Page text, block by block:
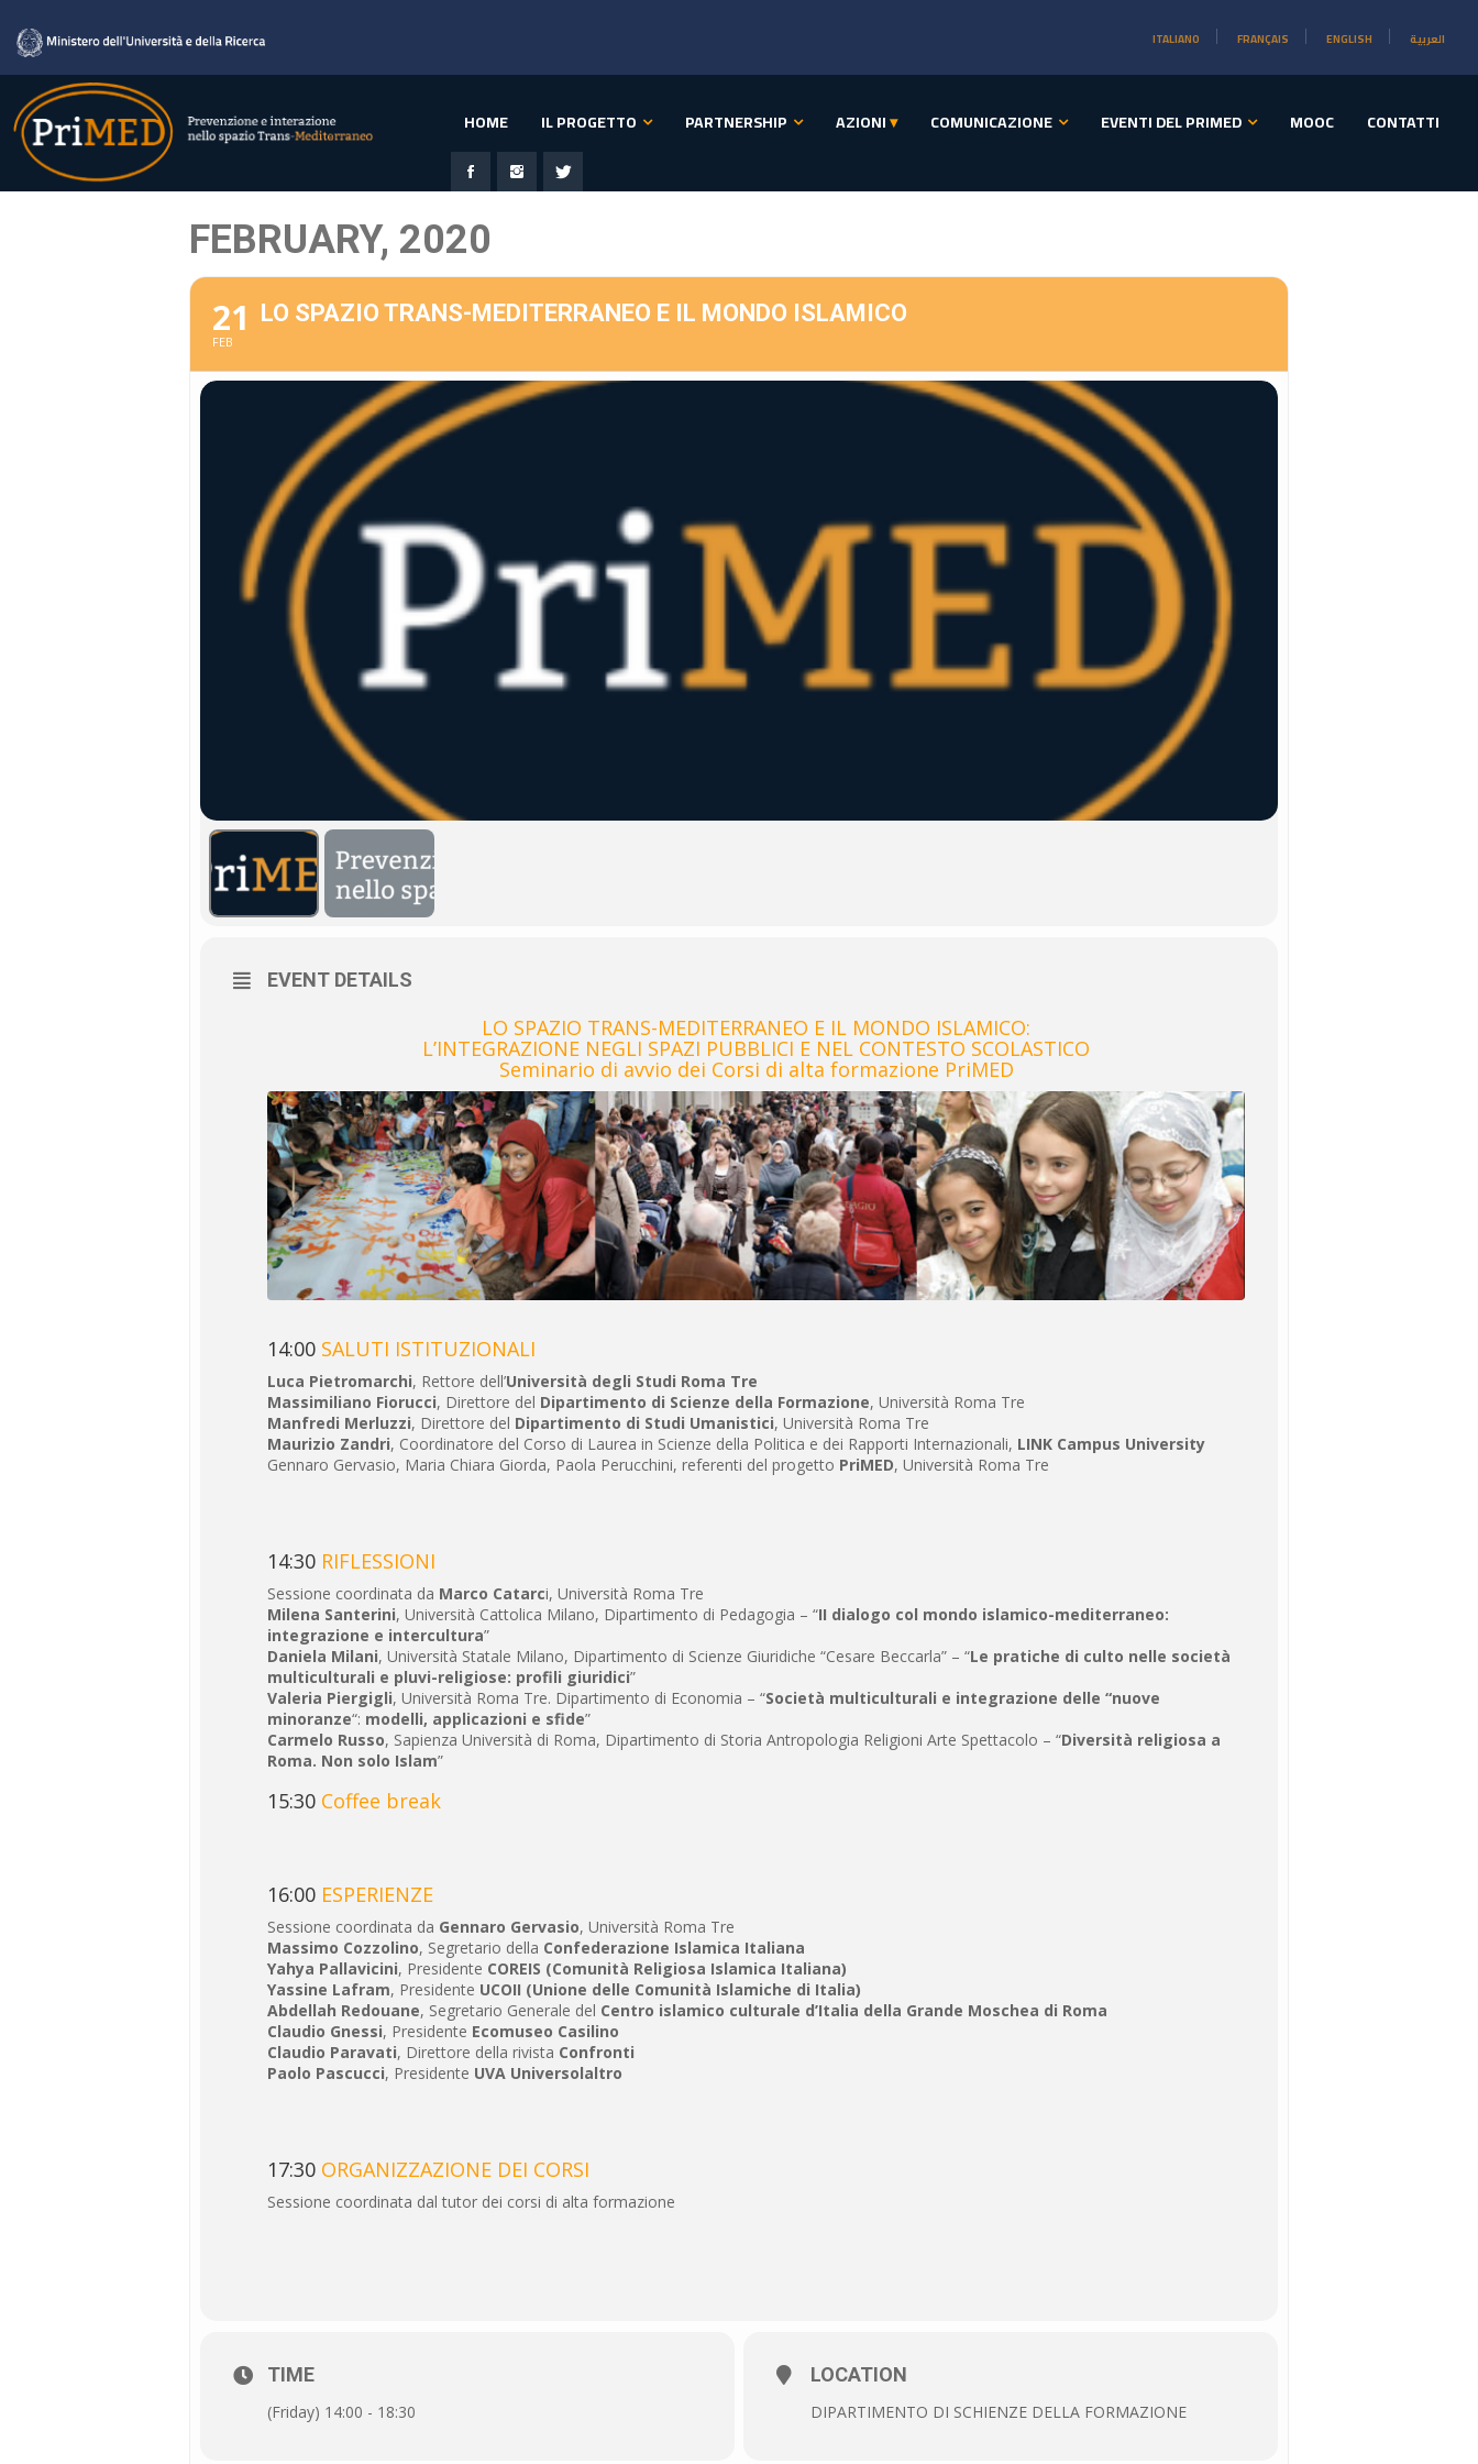
ITALIANO FRANÇAIS ENGLISH العربية
HOME IL PROGETTO PARTNERSHIP AZIONI▾ COMUNICAZIONE EVENTI DEL PRIMED MOOC CONTATTI
FEBRUARY, 2020
21
FEB
LO SPAZIO TRANS-MEDITERRANEO E IL MONDO ISLAMICO
EVENT DETAILS
LO SPAZIO TRANS-MEDITERRANEO E IL MONDO ISLAMICO:
L’INTEGRAZIONE NEGLI SPAZI PUBBLICI E NEL CONTESTO SCOLASTICO
Seminario di avvio dei Corsi di alta formazione PriMED
14:00 SALUTI ISTITUZIONALI
Luca Pietromarchi, Rettore dell’Università degli Studi Roma Tre
Massimiliano Fiorucci, Direttore del Dipartimento di Scienze della Formazione, Università Roma Tre
Manfredi Merluzzi, Direttore del Dipartimento di Studi Umanistici, Università Roma Tre
Maurizio Zandri, Coordinatore del Corso di Laurea in Scienze della Politica e dei Rapporti Internazionali, LINK Campus University
Gennaro Gervasio, Maria Chiara Giorda, Paola Perucchini, referenti del progetto PriMED, Università Roma Tre
14:30 RIFLESSIONI
Sessione coordinata da Marco Catarci, Università Roma Tre
Milena Santerini, Università Cattolica Milano, Dipartimento di Pedagogia – “II dialogo col mondo islamico-mediterraneo:
integrazione e intercultura”
Daniela Milani, Università Statale Milano, Dipartimento di Scienze Giuridiche “Cesare Beccarla” – “Le pratiche di culto nelle società
multiculturali e pluvi-religiose: profili giuridici”
Valeria Piergigli, Università Roma Tre. Dipartimento di Economia – “Società multiculturali e integrazione delle “nuove
minoranze“: modelli, applicazioni e sfide”
Carmelo Russo, Sapienza Università di Roma, Dipartimento di Storia Antropologia Religioni Arte Spettacolo – “Diversità religiosa a
Roma. Non solo Islam”
15:30 Coffee break
16:00 ESPERIENZE
Sessione coordinata da Gennaro Gervasio, Università Roma Tre
Massimo Cozzolino, Segretario della Confederazione Islamica Italiana
Yahya Pallavicini, Presidente COREIS (Comunità Religiosa Islamica Italiana)
Yassine Lafram, Presidente UCOII (Unione delle Comunità Islamiche di Italia)
Abdellah Redouane, Segretario Generale del Centro islamico culturale d’Italia della Grande Moschea di Roma
Claudio Gnessi, Presidente Ecomuseo Casilino
Claudio Paravati, Direttore della rivista Confronti
Paolo Pascucci, Presidente UVA Universolaltro
17:30 ORGANIZZAZIONE DEI CORSI
Sessione coordinata dal tutor dei corsi di alta formazione
TIME
(Friday) 14:00 - 18:30
LOCATION
DIPARTIMENTO DI SCHIENZE DELLA FORMAZIONE